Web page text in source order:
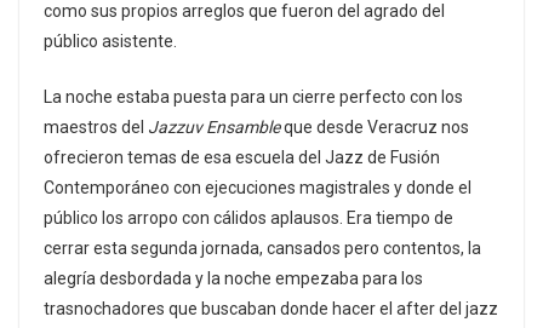
como sus propios arreglos que fueron del agrado del
público asistente.
La noche estaba puesta para un cierre perfecto con los
maestros del Jazzuv Ensambleque desde Veracruz nos
ofrecieron temas de esa escuela del Jazz de Fusión
Contemporáneo con ejecuciones magistrales y donde el
público los arropo con cálidos aplausos. Era tiempo de
cerrar esta segunda jornada, cansados pero contentos, la
alegría desbordada y la noche empezaba para los
trasnochadores que buscaban donde hacer el after del jazz